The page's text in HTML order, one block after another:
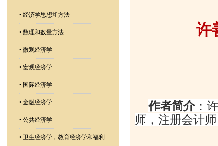
• 经济学思想和方法
• 数理和数量方法
• 微观经济学
• 宏观经济学
• 国际经济学
• 金融经济学
• 公共经济学
• 卫生经济学，教育经济学和福利
许
作者简介 ：
师，注册会计